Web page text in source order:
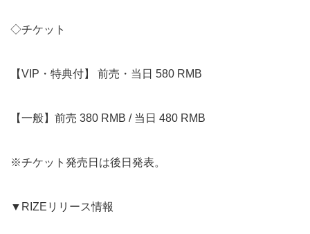
◇チケット
【VIP・特典付】 前売・当日 580 RMB
【一般】前売 380 RMB / 当日 480 RMB
※チケット発売日は後日発表。
▼RIZEリリース情報